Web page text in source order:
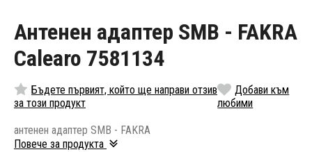
Антенен адаптер SMB - FAKRA
Calearo 7581134
Бъдете първият, който ще направи отзив
за този продукт
Добави към
любими
антенен адаптер SMB - FAKRA
Повече за продукта